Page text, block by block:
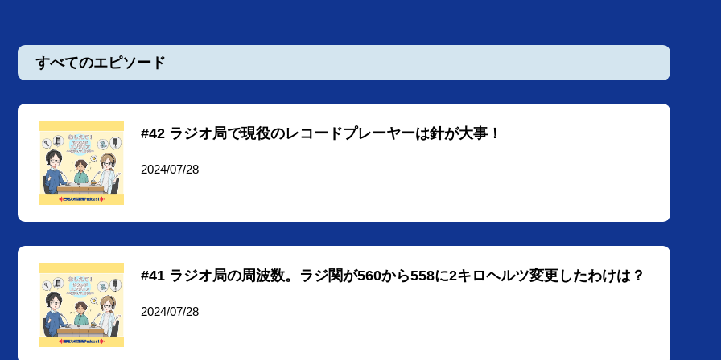
すべてのエピソード
#42 ラジオ局で現役のレコードプレーヤーは針が大事！
2024/07/28
#41 ラジオ局の周波数。ラジ関が560から558に2キロヘルツ変更したわけは？
2024/07/28